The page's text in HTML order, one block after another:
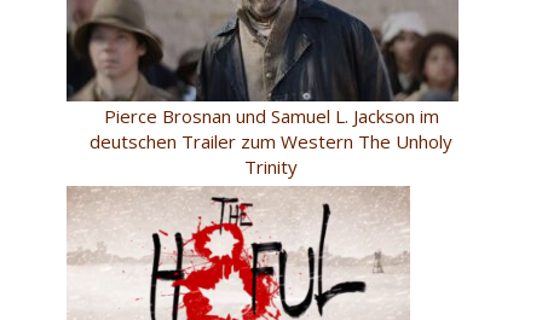
Pierce Brosnan und Samuel L. Jackson im
deutschen Trailer zum Western The Unholy
Trinity